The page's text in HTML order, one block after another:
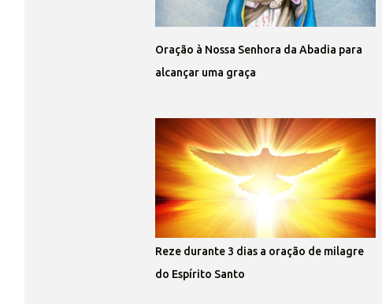
Oração à Nossa Senhora da Abadia para
alcançar uma graça
Reze durante 3 dias a oração de milagre
do Espírito Santo